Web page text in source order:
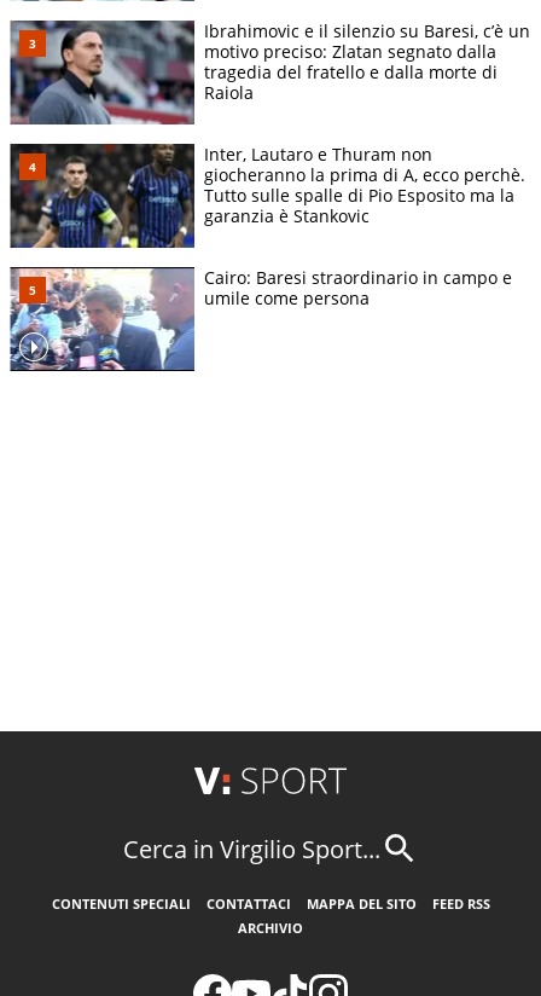
Ibrahimovic e il silenzio su Baresi, c’è un
motivo preciso: Zlatan segnato dalla
tragedia del fratello e dalla morte di
Raiola
Inter, Lautaro e Thuram non
giocheranno la prima di A, ecco perchè.
Tutto sulle spalle di Pio Esposito ma la
garanzia è Stankovic
Cairo: Baresi straordinario in campo e
umile come persona
Cerca in Virgilio Sport...
CONTENUTI SPECIALI CONTATTACI MAPPA DEL SITO
FEED RSS
ARCHIVIO